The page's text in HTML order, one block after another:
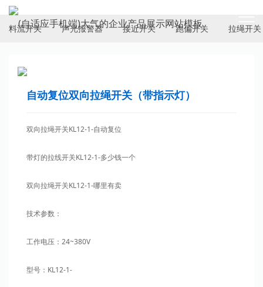
ELECTRICAL SWITCH
料流开关 声光报警器 接近开关 跑偏开关 拉绳开关
自动复位双向拉绳开关（带指示灯）
双向拉绳开关KL12-1-自动复位
带灯的拉线开关KL12-1-多少钱一个
双向拉绳开关KL12-1-哪里有卖
技术参数：
工作电压：24~380V
型号：KL12-1-